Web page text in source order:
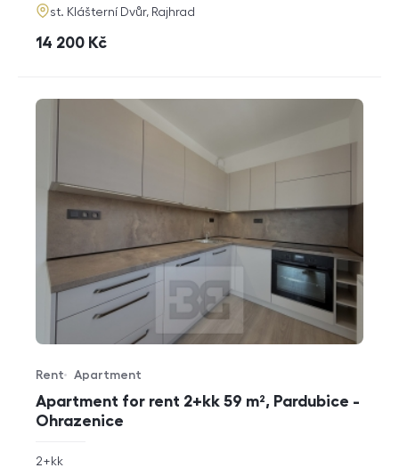
adresa
st. Klášterní Dvůr, Rajhrad
cena
14 200 Kč
Apartment for rent 2+kk 59 m², Pardubice -
Ohrazenice
Offer type
Rent
Property type
Apartment
rozměry
disposition
2+kk